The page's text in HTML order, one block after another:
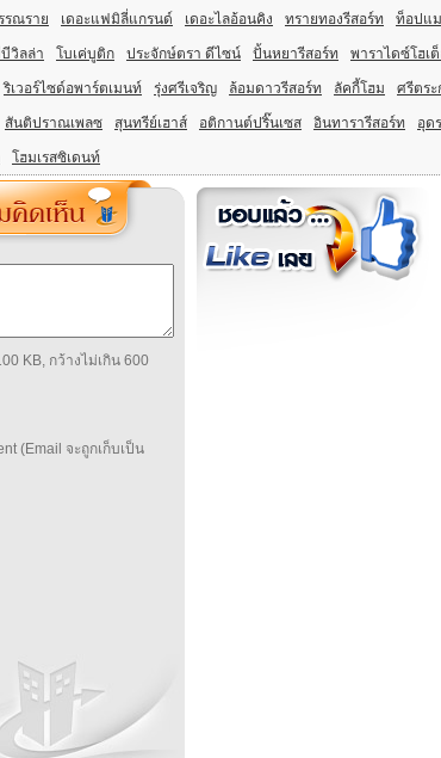
รณราย เดอะแฟมิลี่แกรนด์ เดอะไลอ้อนคิง ทรายทองรีสอร์ท ท็อปแ
วิลล่า โบเค่บูติก ประจักษ์ตรา ดีไซน์ ปั้นหยารีสอร์ท พาราไดซ์โฮเ
ริเวอร์ไซด์อพาร์ตเมนท์ รุ่งศรีเจริญ ล้อมดาวรีสอร์ท ลัคกี้โฮม ศรีตระ
สันติปราณเพลซ สุนทรีย์เฮาส์ อติกานต์ปริ๊นเซส อินทารารีสอร์ท อุด
โฮมเรสซิเดนท์
KB, กว้างไม่เกิน 600
(Email จะถูกเก็บเป็น